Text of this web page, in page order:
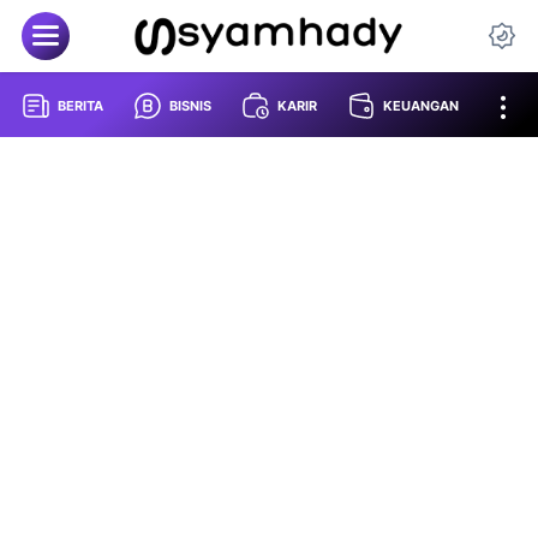
BERITA BISNIS KARIR KEUANGAN